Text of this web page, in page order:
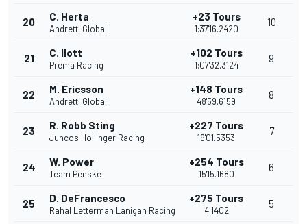
20 C. Herta
Andretti Global
+23 Tours
1:37'16.2420
10
21 C. Ilott
Prema Racing
+102 Tours
1:07'32.3124
9
22 M. Ericsson
Andretti Global
+148 Tours
48'59.6159
8
23 R. Robb Sting
Juncos Hollinger Racing
+227 Tours
19'01.5353
7
24 W. Power
Team Penske
+254 Tours
15'15.1680
6
25 D. DeFrancesco
Rahal Letterman Lanigan Racing
+275 Tours
4.1402
5